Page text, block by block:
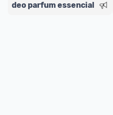
deo parfum essencial